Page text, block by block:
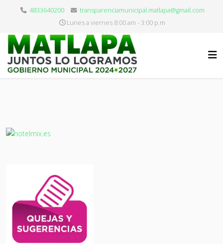
4833640200
transparenciamunicipal.matlapa@gmail.com
Lunes a viernes 8:00 am - 3:00 p.m